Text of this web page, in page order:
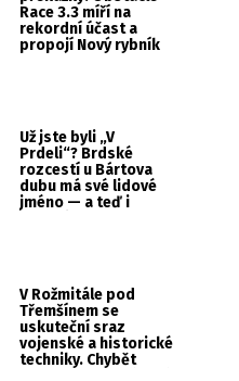
Race 3.3 míří na
rekordní účast a
propojí Nový rybník
Už jste byli „V
Prdeli“? Brdské
rozcestí u Bártova
dubu má své lidové
jméno — a teď i
V Rožmitále pod
Třemšínem se
uskuteční sraz
vojenské a historické
techniky. Chybět